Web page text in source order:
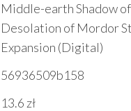
Middle-earth Shadow
Desolation of Mordor
Expansion (Digital)
56936509b158
13.6 zł